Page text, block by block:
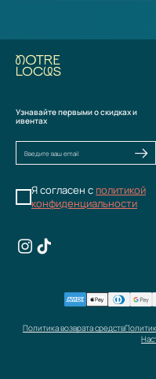
Узнавайте первыми о скидках и
ивентах
Я согласен с политикой
конфиденциальности
Политика возврата средств